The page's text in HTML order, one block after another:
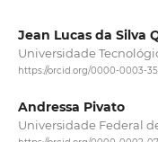
Jean Lucas da Silva
Universidade
https://orcid.org/0000-0003-
Andressa Pivato
Universidade Federal